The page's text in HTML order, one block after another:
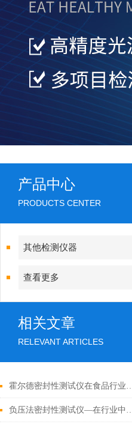
产品中心
PRODUCTS CENTER
其他检测仪器
查看更多
相关文章
RELEVANT ARTICLES
霍尔德密封性测试仪在
负压法密封性测试仪—在行